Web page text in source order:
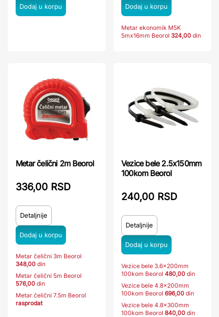
Metar ekonomik M5K
5mx16mm Beorol 324,00 din
Metar čelični 2m Beorol
336,00 RSD
Detaljnije
Metar čelični 3m Beorol
348,00 din
Metar čelični 5m Beorol
576,00 din
Metar čelični 7.5m Beorol
rasprodat
Vezice bele 2.5x150mm
100kom Beorol
240,00 RSD
Detaljnije
Vezice bele 3.6x200mm
100kom Beorol 480,00 din
Vezice bele 4.8x200mm
100kom Beorol 696,00 din
Vezice bele 4.8x300mm
100kom Beorol 840,00 din